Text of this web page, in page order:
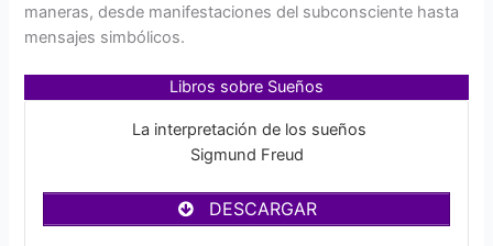
maneras, desde manifestaciones del subconsciente hasta
mensajes simbólicos.
Libros sobre Sueños
La interpretación de los sueños
Sigmund Freud
DESCARGAR